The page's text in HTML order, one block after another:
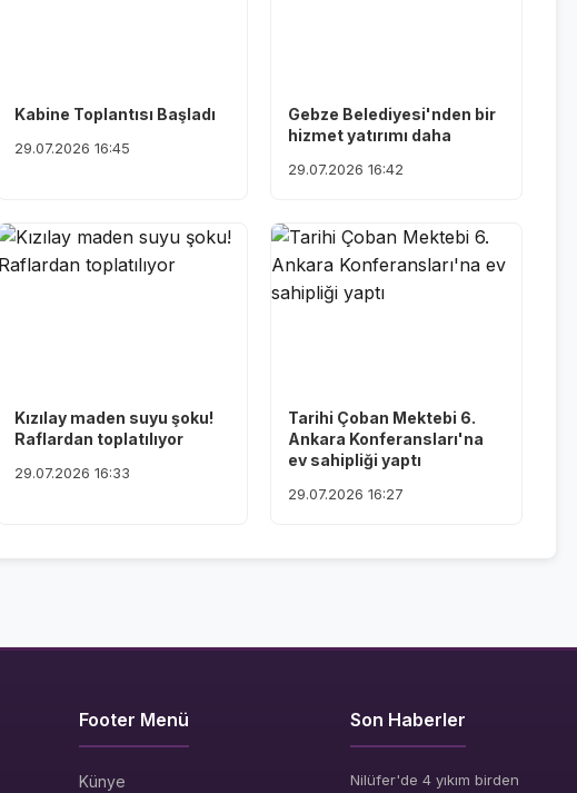
Kabine Toplantısı Başladı
29.07.2026 16:45
Gebze Belediyesi'nden bir
hizmet yatırımı daha
29.07.2026 16:42
Kızılay maden suyu şoku!
Raflardan toplatılıyor
29.07.2026 16:33
Tarihi Çoban Mektebi 6.
Ankara Konferansları'na
ev sahipliği yaptı
29.07.2026 16:27
Footer Menü
Künye
Son Haberler
Nilüfer'de 4 yıkım birden